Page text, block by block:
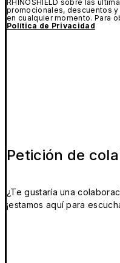
RHINOSHIELD sobre las
promocionales, descuentos
en cualquier momento. Para
Política de Privacidad
Petición de
¿Te gustaría una
¡estamos aquí para